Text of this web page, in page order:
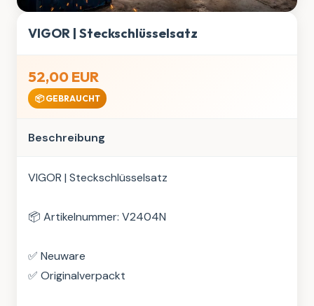
VIGOR | Steckschlüsselsatz
52,00 EUR
📦 GEBRAUCHT
Beschreibung
VIGOR | Steckschlüsselsatz
📦 Artikelnummer: V2404N
✅ Neuware
✅ Originalverpackt